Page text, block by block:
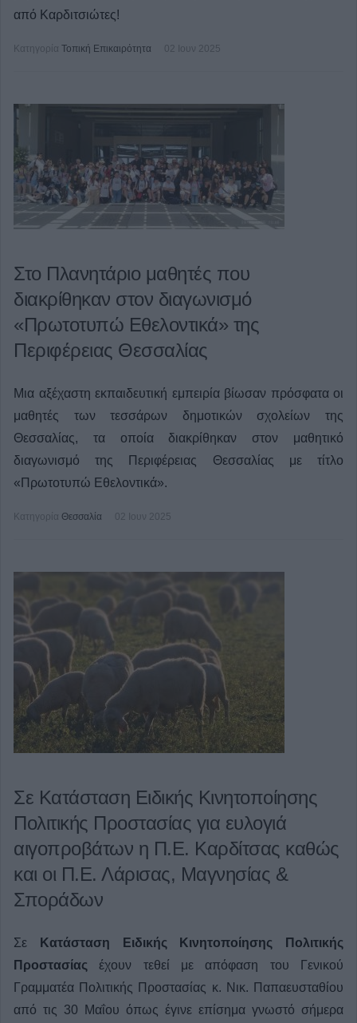
από Καρδιτσιώτες!
Κατηγορία Τοπική Επικαιρότητα 02 Ιουν 2025
Στο Πλανητάριο μαθητές που
διακρίθηκαν στον διαγωνισμό
«Πρωτοτυπώ Εθελοντικά» της
Περιφέρειας Θεσσαλίας
Μια αξέχαστη εκπαιδευτική εμπειρία βίωσαν πρόσφατα οι
μαθητές των τεσσάρων δημοτικών σχολείων της
Θεσσαλίας, τα οποία διακρίθηκαν στον μαθητικό
διαγωνισμό της Περιφέρειας Θεσσαλίας με τίτλο
«Πρωτοτυπώ Εθελοντικά».
Κατηγορία Θεσσαλία 02 Ιουν 2025
Σε Κατάσταση Ειδικής Κινητοποίησης
Πολιτικής Προστασίας για ευλογιά
αιγοπροβάτων η Π.Ε. Καρδίτσας καθώς
και οι Π.Ε. Λάρισας, Μαγνησίας &
Σποράδων
Σε
Κατάσταση Ειδικής Κινητοποίησης Πολιτικής
Προστασίας έχουν τεθεί με απόφαση του Γενικού
Γραμματέα Πολιτικής Προστασίας κ. Νικ. Παπαευσταθίου
από τις 30 Μαΐου όπως έγινε επίσημα γνωστό σήμερα